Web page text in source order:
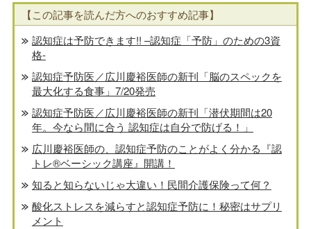
【この記事を読んだ方へのおすすめ記事】
認知症は予防できます!! –認知症「予防」のための3資
格-
認知症予防医／広川慶裕医師の新刊「脳のスペックを
最大化する食事」7/20発売
認知症予防医／広川慶裕医師の新刊「潜伏期間は20
年。今なら間に合う 認知症は自分で防げる！」
広川慶裕医師の、認知症予防のことがよく分かる『認
トレ®️ベーシック講座』開講！
知ると知らないじゃ大違い！民間介護保険って何？
酸化ストレスを減らすと認知症予防に！秘密はサプリ
メント